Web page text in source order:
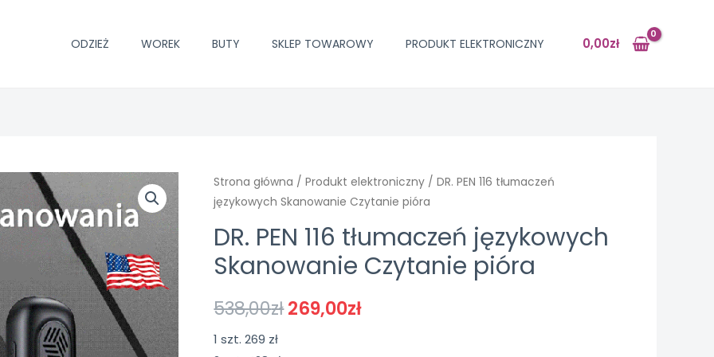
ODZIEŻ WOREK BUTY SKLEP TOWAROWY PRODUKT ELEKTRONICZNY 0,00zł
Strona główna /Produkt elektroniczny / DR. PEN 116 tłumaczeń
językowych Skanowanie Czytanie pióra
DR. PEN 116 tłumaczeń językowych
Skanowanie Czytanie pióra
538,00zł269,00zł
1 szt. 269 zł